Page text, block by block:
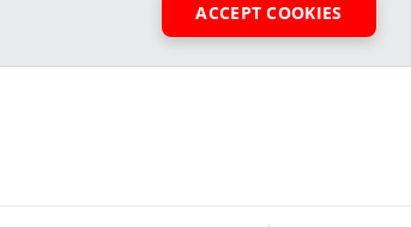
ACCEPT COOKIES